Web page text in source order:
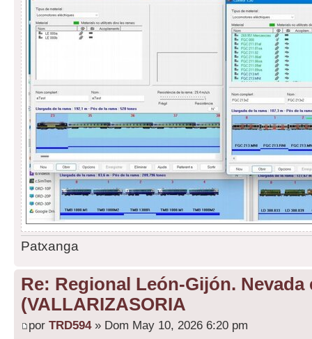
Patxanga
Re: Regional León-Gijón. Nevada
(VALLARIZASORIA
por TRD594» Dom May 10, 2026 6:20 pm